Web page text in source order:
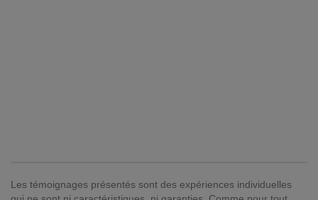
Les témoignages présentés sont des expériences individuelles